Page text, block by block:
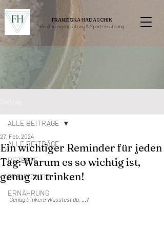
FRANZISKA HADASCHIK
Ernährungsberatung &Sporternährung
ALLE BEITRÄGE
REZEPTE
GESUNDHEIT
ERNÄHRUNG
ALLE BEITRÄGE
Ein wichtiger Reminder für jeden
Tag: Warum es so wichtig ist,
genug zu trinken!
27. Feb. 2024
Genug trinken: Wusstest du, ...?